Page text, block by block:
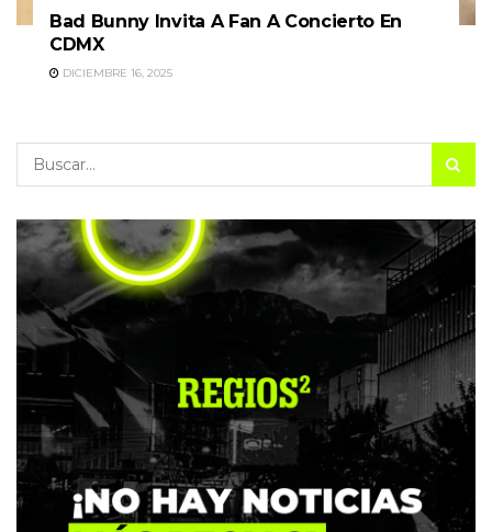
Bad Bunny Invita A Fan A Concierto En
CDMX
DICIEMBRE 16, 2025